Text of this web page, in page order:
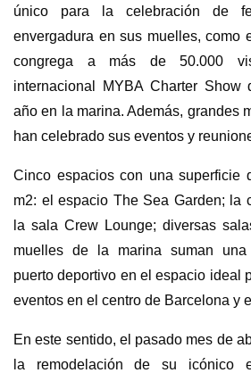
único para la celebración de
envergadura en sus muelles, como
congrega a más de 50.000
internacional MYBA Charter Show
año en la marina. Además, grandes
han celebrado sus eventos y
Cinco espacios con una superficie
m2: el espacio The Sea Garden; la
la sala Crew Lounge; diversas
muelles de la marina suman una
puerto deportivo en el espacio ideal
eventos en el centro de Barcelona y
En este sentido, el pasado mes de
la remodelación de su icónico